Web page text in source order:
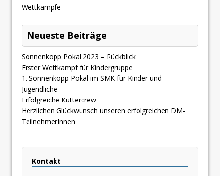
Wettkämpfe
Neueste Beiträge
Sonnenkopp Pokal 2023 – Rückblick
Erster Wettkampf für Kindergruppe
1. Sonnenkopp Pokal im SMK für Kinder und
Jugendliche
Erfolgreiche Kuttercrew
Herzlichen Glückwunsch unseren erfolgreichen DM-
TeilnehmerInnen
Kontakt